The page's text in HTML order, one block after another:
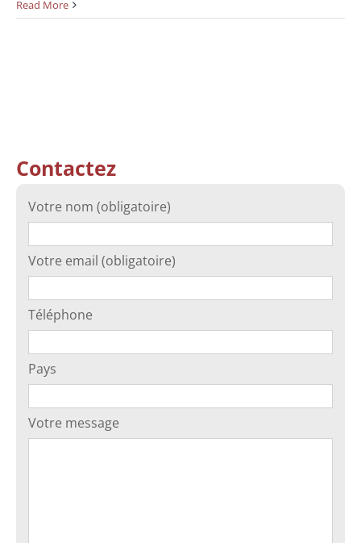
Read More
Contactez
Votre nom (obligatoire)
Votre email (obligatoire)
Téléphone
Pays
Votre message